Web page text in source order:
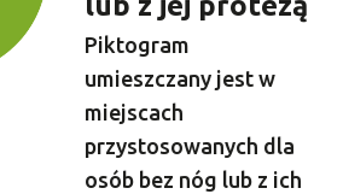
Piktogram
umieszczany jest w
miejscach
przystosowanych dla
osób bez nóg lub z ich